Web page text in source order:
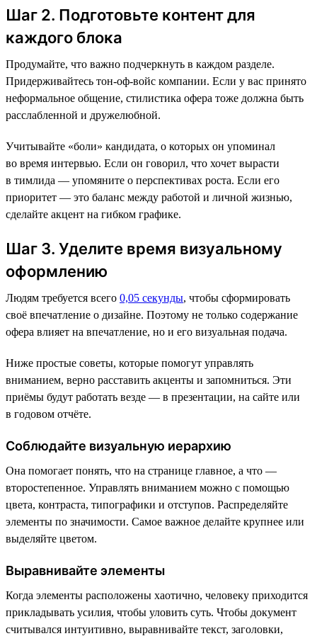
Шаг 2. Подготовьте контент для
каждого блока
Продумайте, что важно подчеркнуть в каждом разделе.
Придерживайтесь тон-оф-войс компании. Если у вас принято
неформальное общение, стилистика офера тоже должна быть
расслабленной и дружелюбной.
Учитывайте «боли» кандидата, о которых он упоминал
во время интервью. Если он говорил, что хочет вырасти
в тимлида — упомяните о перспективах роста. Если его
приоритет — это баланс между работой и личной жизнью,
сделайте акцент на гибком графике.
Шаг 3. Уделите время визуальному
оформлению
Людям требуется всего 0,05 секунды, чтобы сформировать
своё впечатление о дизайне. Поэтому не только содержание
офера влияет на впечатление, но и его визуальная подача.
Ниже простые советы, которые помогут управлять
вниманием, верно расставить акценты и запомниться. Эти
приёмы будут работать везде — в презентации, на сайте или
в годовом отчёте.
Соблюдайте визуальную иерархию
Она помогает понять, что на странице главное, а что —
второстепенное. Управлять вниманием можно с помощью
цвета, контраста, типографики и отступов. Распределяйте
элементы по значимости. Самое важное делайте крупнее или
выделяйте цветом.
Выравнивайте элементы
Когда элементы расположены хаотично, человеку приходится
прикладывать усилия, чтобы уловить суть. Чтобы документ
считывался интуитивно, выравнивайте текст, заголовки,